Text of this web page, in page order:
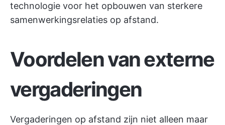
technologie voor het opbouwen van sterkere
samenwerkingsrelaties op afstand.
Voordelen van externe
vergaderingen
Vergaderingen op afstand zijn niet alleen maar